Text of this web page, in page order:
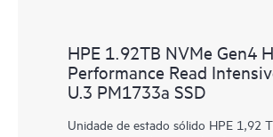
HPE 1.92TB NVMe Gen4
Performance Read
U.3 PM1733a SSD
Unidade de estado sólido HPE 1,92